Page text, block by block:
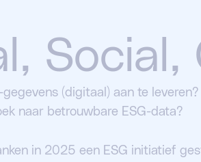
gegevens (digitaal) aan te
naar betrouwbare ESG-data?
in 2025 een ESG initiatief